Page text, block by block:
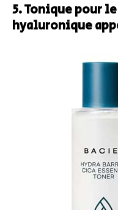
5. Tonique pour
hyaluronique